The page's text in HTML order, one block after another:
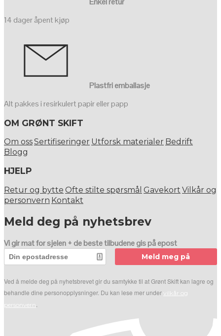
14 dager åpent kjøp
Plastfri emballasje
Alt pakkes i resirkulert papir eller papp
OM GRØNT SKIFT
Om ossSertifiseringer Utforsk materialer Bedrift
Blogg
HJELP
Retur og bytte Ofte stilte spørsmål Gavekort Vilkår og
personvern Kontakt
Meld deg på nyhetsbrev
Vi gir mat for sjelen + de beste tilbudene gis på epost
Meld meg på
Ved å melde deg på nyhetsbrevet gir du samtykke til at Grønt Skift kan lagre og
behandle dine personopplysninger. Du kan lese mer under vilkår og
personvern